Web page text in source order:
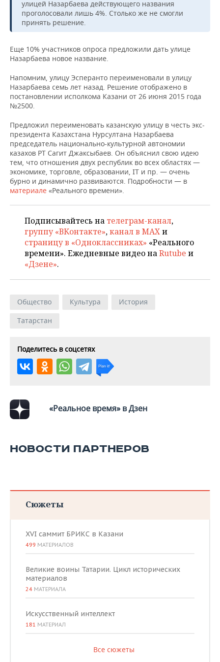
ХОККЕЙ С МЯЧОМ
ПРОИСШЕСТВИЯ
улицей Назарбаева действующего названия
проголосовали лишь 4%. Столько же не смогли
принять решение.
Еще 10% участников опроса предложили дать улице
Назарбаева новое название.
Напомним, улицу Эсперанто переименовали в улицу
Назарбаева семь лет назад. Решение отображено в
постановлении исполкома Казани от 26 июня 2015 года
№2500.
Предложил переименовать казанскую улицу в честь экс-
президента Казахстана Нурсултана Назарбаева
председатель национально-культурной автономии
казахов РТ Сагит Джаксыбаев. Он объяснил свою идею
тем, что отношения двух республик во всех областях —
экономике, торговле, образовании, IT и пр. — очень
бурно и динамично развиваются. Подробности — в
материале «Реального времени».
Подписывайтесь на телеграм-канал,
группу «ВКонтакте»,канал в MAXи
страницу в «Одноклассниках» «Реального
времени». Ежедневные видео наRutube и
«Дзене».
Общество Культура
История
Татарстан
Поделитесь в соцсетях
«Реальное время» в Дзен
НОВОСТИ ПАРТНЕРОВ
Сюжеты
XVI саммит БРИКС в Казани
499 МАТЕРИАЛОВ
Великие воины Татарии. Цикл исторических
материалов
24 МАТЕРИАЛА
Искусственный интеллект
181 МАТЕРИАЛ
Все сюжеты